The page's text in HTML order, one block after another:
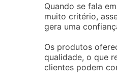
Quando se fala
muito critério,
gera uma
Os produtos
qualidade, o que
clientes podem